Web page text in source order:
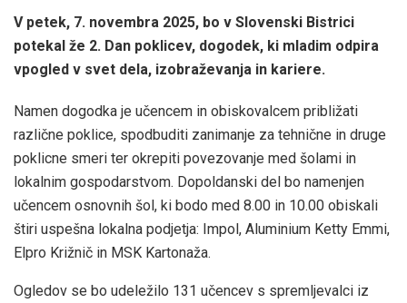
V petek, 7. novembra 2025, bo v Slovenski Bistrici
potekal že 2. Dan poklicev, dogodek, ki mladim odpira
vpogled v svet dela, izobraževanja in kariere.
Namen dogodka je učencem in obiskovalcem približati
različne poklice, spodbuditi zanimanje za tehnične in druge
poklicne smeri ter okrepiti povezovanje med šolami in
lokalnim gospodarstvom. Dopoldanski del bo namenjen
učencem osnovnih šol, ki bodo med 8.00 in 10.00 obiskali
štiri uspešna lokalna podjetja: Impol, Aluminium Ketty Emmi,
Elpro Križnič in MSK Kartonaža.
Ogledov se bo udeležilo 131 učencev s spremljevalci iz